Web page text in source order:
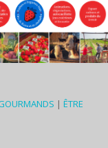
| ÊTRE